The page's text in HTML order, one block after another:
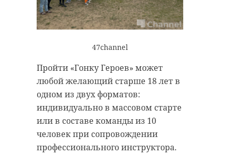
47channel
Пройти «Гонку Героев» может
любой желающий старше 18 лет в
одном из двух форматов:
индивидуально в массовом старте
или в составе команды из 10
человек при сопровождении
профессионального инструктора.